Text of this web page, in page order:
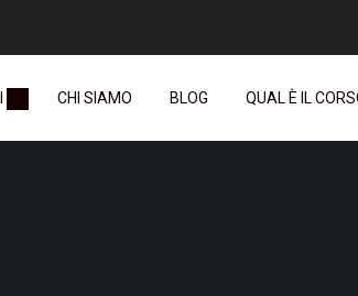
CHI SIAMO BLOG QUAL È IL